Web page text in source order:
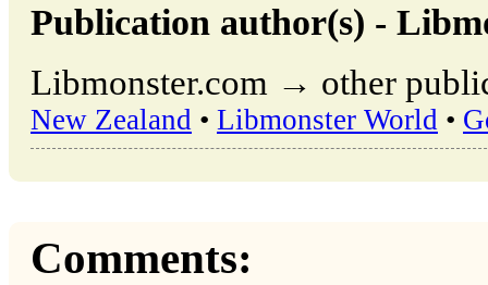
Publication author(s) -
Libmonster.com → other
New Zealand • Libmonster World •
Comments: